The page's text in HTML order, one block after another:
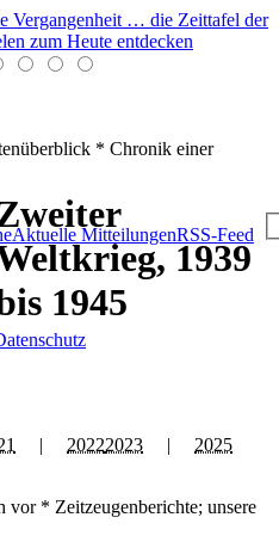
Vergangenheit … die Zeittafel der
zum Heute entdecken
* Chronik einer
Aktuelle MitteilungenRSS-Feed
| 20222023 | 2025
vor * Zeitzeugenberichte; unsere
1939
1945